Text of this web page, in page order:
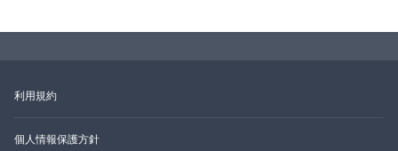
利用規約
個人情報保護方針